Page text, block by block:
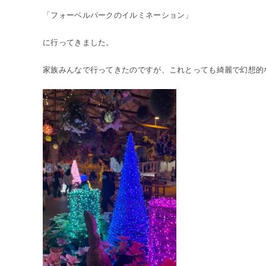
「フォーベルパークのイルミネーション」
に行ってきました。
家族みんなで行ってきたのですが、これとっても綺麗で幻想的